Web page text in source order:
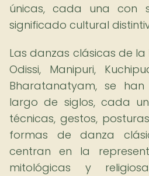
únicas, cada una con
significado cultural
Las danzas clásicas de
Odissi, Manipuri,
Bharatanatyam, se
largo de siglos, cada
técnicas, gestos,
formas de danza
centran en la
mitológicas y